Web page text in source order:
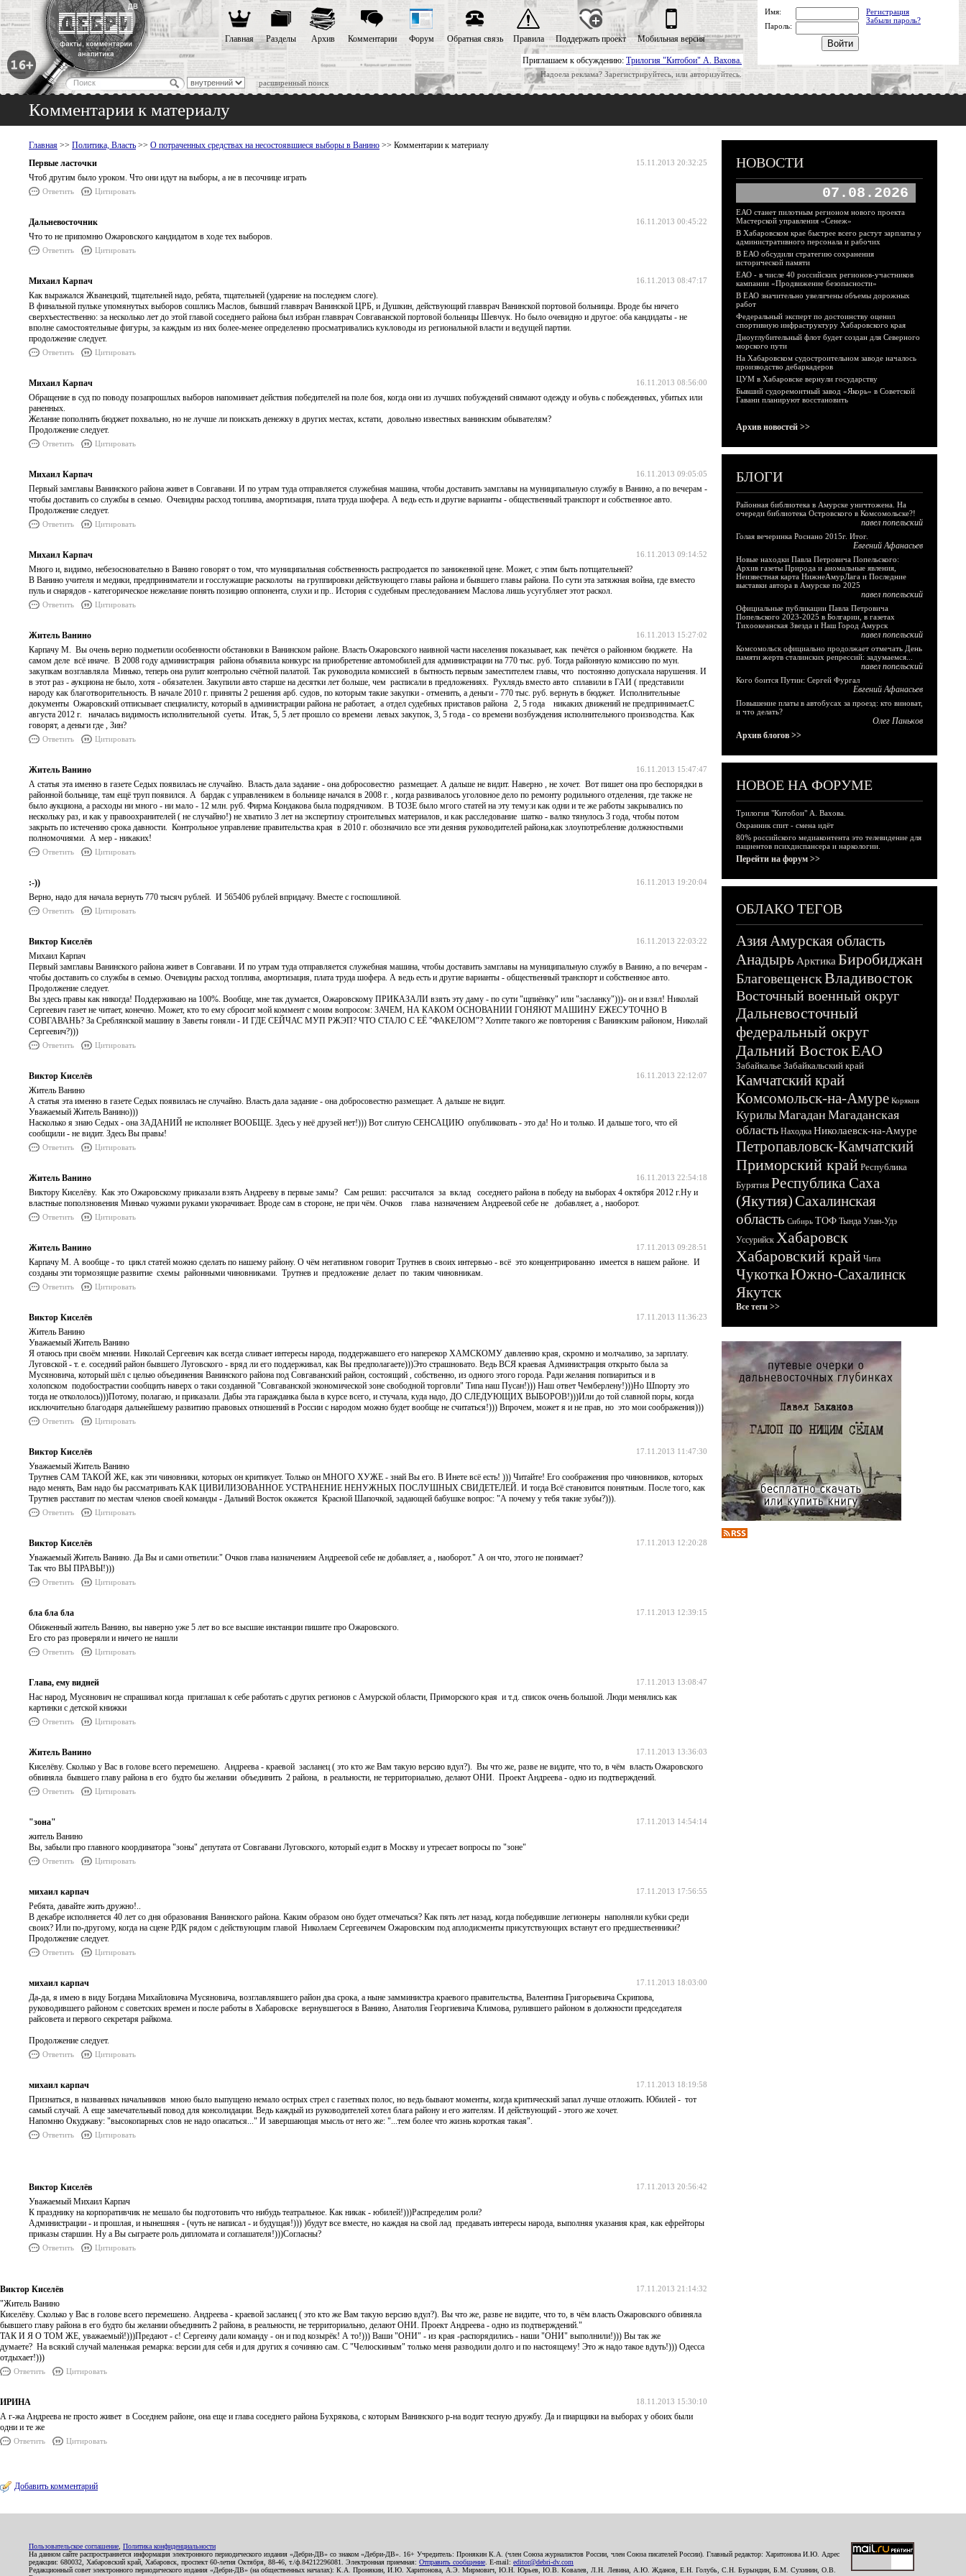
Приглашаем к обсуждению: Трилогия "Китобои" А. Вахова.
Надоела реклама? Зарегистрируйтесь, или авторизуйтесь.
расширенный поиск
Главная Разделы Архив Комментарии Форум Обратная связь Правила Поддержать проект Мобильная версия
Имя:
Регистрация
Забыли пароль?
Пароль:
Комментарии к материалу
Главная >> Политика, Власть >> О потраченных средствах на несостоявшиеся выборы в Ванино >> Комментарии к материалу
15.11.2013 20:32:25
Первые ласточки
Чтоб другим было уроком. Что они идут на выборы, а не в песочнице играть
Ответить Цитировать
16.11.2013 00:45:22
Дальневосточник
Что то не припомню Ожаровского кандидатом в ходе тех выборов.
Ответить Цитировать
16.11.2013 08:47:17
Михаил Карпач
Как выражался Жванецкий, тщательней надо, ребята, тщательней (ударение на последнем слоге).
В финальной пульке упомянутых выборов сошлись Маслов, бывший главврач Ванинской ЦРБ, и Душкин, действующий главврач Ванинской портовой больницы. Вроде бы ничего
сверхъестественно: за несколько лет до этой главой соседнего района был избран главврач Совгаванской портовой больницы Шевчук. Но было очевидно и другое: оба кандидаты - не
вполне самостоятельные фигуры, за каждым из них более-менее определенно просматривались кукловоды из региональной власти и ведущей партии.
продолжение следует.
Ответить Цитировать
16.11.2013 08:56:00
Михаил Карпач
Обращение в суд по поводу позапрошлых выборов напоминает действия победителей на поле боя, когда они из лучших побуждений снимают одежду и обувь с побежденных, убитых или
раненных.
Желание пополнить бюджет похвально, но не лучше ли поискать денежку в других местах, кстати, довольно известных ванинским обывателям?
Продолжение следует.
Ответить Цитировать
16.11.2013 09:05:05
Михаил Карпач
Первый замглавы Ванинского района живет в Совгавани. И по утрам туда отправляется служебная машина, чтобы доставить замглавы на муниципальную службу в Ванино, а по вечерам -
чтобы доставить со службы в семью. Очевидны расход топлива, амортизация, плата труда шофера. А ведь есть и другие варианты - общественный транспорт и собственное авто.
Продолжение следует.
Ответить Цитировать
16.11.2013 09:14:52
Михаил Карпач
Много и, видимо, небезосновательно в Ванино говорят о том, что муниципальная собственность распродается по заниженной цене. Может, с этим быть потщательней?
В Ванино учителя и медики, предприниматели и госслужащие расколоты на группировки действующего главы района и бывшего главы района. По сути эта затяжная война, где вместо
пуль и снарядов - категорическое нежелание понять позицию оппонента, слухи и пр.. История с судебным преследованием Маслова лишь усугубляет этот раскол.
Ответить Цитировать
16.11.2013 15:27:02
Житель Ванино
Карпачу М. Вы очень верно подметили особенности обстановки в Ванинском районе. Власть Ожаровского наивной части населения показывает, как печётся о районном бюджете. На
самом деле всё иначе. В 2008 году администрация района объявила конкурс на приобретение автомобилей для администрации на 770 тыс. руб. Тогда районную комиссию по мун.
закупкам возглавляла Минько, теперь она рулит контрольно счётной палатой. Так руководила комиссией в бытность первым заместителем главы, что постоянно допускала нарушения. И
в этот раз - аукциона не было, хотя - обязателен. Закупили авто старше на десятки лет больше, чем расписали в предложениях. Рухлядь вместо авто сплавили в ГАИ ( представили
народу как благотворительность. В начале 2010 г. приняты 2 решения арб. судов, по которым такие закупки - отменить, а деньги - 770 тыс. руб. вернуть в бюджет. Исполнительные
документы Ожаровский отписывает специалисту, который в администрации района не работает, а отдел судебных приставов района 2, 5 года никаких движений не предпринимает.С
августа 2012 г. началась видимость исполнительной суеты. Итак, 5, 5 лет прошло со времени левых закупок, 3, 5 года - со времени возбуждения исполнительного производства. Как
говорят, а деньги где , Зин?
Ответить Цитировать
16.11.2013 15:47:47
Житель Ванино
А статья эта именно в газете Седых появилась не случайно. Власть дала задание - она добросовестно размещает. А дальше не видит. Наверно , не хочет. Вот пишет она про беспорядки в
районной больнице, там ещё труп появился. А бардак с управленикем в больнице начался в 2008 г. , когда развивалось уголовное дело по ремонту родильного отделения, где также не
было аукциона, а расходы ни много - ни мало - 12 млн. руб. Фирма Кондакова была подрядчиком. В ТОЗЕ было мгого статей на эту тему:и как одни и те же работы закрывались по
нескольку раз, и как у правоохранителей ( не случайно!) не хватило 3 лет на экспертизу строительных материалов, и как расследование шатко - валко тянулось 3 года, чтобы потом
закрыть по истечению срока давности. Контрольное управление правительства края в 2010 г. обозначило все эти деяния руководителей района,как злоупотребление должностными
полномочиями. А мер - никаких!
Ответить Цитировать
16.11.2013 19:20:04
:-))
Верно, надо для начала вернуть 770 тысяч рублей. И 565406 рублей впридачу. Вместе с госпошлиной.
Ответить Цитировать
16.11.2013 22:03:22
Виктор Киселёв
Михаил Карпач
Первый замглавы Ванинского района живет в Совгавани. И по утрам туда отправляется служебная машина, чтобы доставить замглавы на муниципальную службу в Ванино, а по вечерам -
чтобы доставить со службы в семью. Очевидны расход топлива, амортизация, плата труда шофера. А ведь есть и другие варианты - общественный транспорт и собственное авто.
Продолжение следует.
Вы здесь правы как никогда! Поддерживаю на 100%. Вообще, мне так думается, Ожаровскому ПРИКАЗАЛИ взять эту даму - по сути "щпиёнку" или "засланку")))- он и взял! Николай
Сергеевич газет не читает, конечно. Может, кто то ему сбросит мой коммент с моим вопросом: ЗАЧЕМ, НА КАКОМ ОСНОВАНИИ ГОНЯЮТ МАШИНУ ЕЖЕСУТОЧНО В
СОВГАВАНЬ? За Среблянской машину в Заветы гоняли - И ГДЕ СЕЙЧАС МУП РЖЭП? ЧТО СТАЛО С ЕЁ "ФАКЕЛОМ"? Хотите такого же повторения с Ванинским районом, Николай
Сергеевич?)))
Ответить Цитировать
16.11.2013 22:12:07
Виктор Киселёв
Житель Ванино
А статья эта именно в газете Седых появилась не случайно. Власть дала задание - она добросовестно размещает. А дальше не видит.
Уважаемый Житель Ванино)))
Насколько я знаю Седых - она ЗАДАНИЙ не исполняет ВООБЩЕ. Здесь у неё друзей нет!))) Вот слитую СЕНСАЦИЮ опубликовать - это да! Но и только. И дальше того, что ей
сообщили - не видит. Здесь Вы правы!
Ответить Цитировать
16.11.2013 22:54:18
Житель Ванино
Виктору Киселёву. Как это Ожаровскому приказали взять Андрееву в первые замы? Сам решил: рассчитался за вклад соседнего района в победу на выборах 4 октября 2012 г.Ну и
властные поползновения Минько чужими руками укорачивает. Вроде сам в стороне, не при чём. Очков глава назначением Андреевой себе не добавляет, а , наоборот.
Ответить Цитировать
17.11.2013 09:28:51
Житель Ванино
Карпачу М. А вообще - то цикл статей можно сделать по нашему району. О чём негативном говорит Трутнев в своих интервью - всё это концентрированно имеется в нашем районе. И
созданы эти тормозящие развитие схемы районными чиновниками. Трутнев и предложение делает по таким чиновникам.
Ответить Цитировать
17.11.2013 11:36:23
Виктор Киселёв
Житель Ванино
Уважаемый Житель Ванино
Я отаюсь при своём мнении. Николай Сергеевич как всегда сливает интересы народа, поддержавшего его наперекор ХАМСКОМУ давлению края, скромно и молчаливо, за зарплату.
Луговской - т. е. соседний район бывшего Луговского - вряд ли его поддерживал, как Вы предполагаете)))Это страшновато. Ведь ВСЯ краевая Администрация открыто была за
Мусяновича, который шёл с целью объединения Ванинского района под Совгаванский район, состоящий , собственно, из одного этого города. Ради желания попиариться и в
холопском подобострастии сообщить наверх о таки созданной "Совгаванской экономической зоне свободной торговли" Типа наш Пусан!))) Наш ответ Чемберлену!)))Но Шпорту это
тогда не откололось)))Потому, полагаю, и приказали. Дабы эта гаражданка была в курсе всего, и стучала, куда надо, ДО СЛЕДУЮЩИХ ВЫБОРОВ!)))Или до той славной поры, когда
исключительно благодаря дальнейшему развитию правовых отношений в России с народом можно будет вообще не считаться!))) Впрочем, может я и не прав, но это мои соображения)))
Ответить Цитировать
17.11.2013 11:47:30
Виктор Киселёв
Уважаемый Житель Ванино
Трутнев САМ ТАКОЙ ЖЕ, как эти чиновники, которых он критикует. Только он МНОГО ХУЖЕ - знай Вы его. В Инете всё есть! ))) Читайте! Его соображения про чиновников, которых
надо менять, Вам надо бы рассматривать КАК ЦИВИЛИЗОВАННОЕ УСТРАНЕНИЕ НЕНУЖНЫХ ПОСЛУШНЫХ СВИДЕТЕЛЕЙ. И тогда Всё становится понятным. После того, как
Трутнев расставит по местам членов своей команды - Дальний Восток окажется Красной Шапочкой, задающей бабушке вопрос: "А почему у тебя такие зубы?))).
Ответить Цитировать
17.11.2013 12:20:28
Виктор Киселёв
Уважаемый Житель Ванино. Да Вы и сами ответили:" Очков глава назначением Андреевой себе не добавляет, а , наоборот." А он что, этого не понимает?
Так что ВЫ ПРАВЫ!)))
Ответить Цитировать
17.11.2013 12:39:15
бла бла бла
Обиженный житель Ванино, вы наверно уже 5 лет во все высшие инстанции пишите про Ожаровского.
Его сто раз проверяли и ничего не нашли
Ответить Цитировать
17.11.2013 13:08:47
Глава, ему видней
Нас народ, Мусянович не спрашивал когда приглашал к себе работать с других регионов с Амурской области, Приморского края и т.д. список очень большой. Люди менялись как
картинки с детской книжки
Ответить Цитировать
17.11.2013 13:36:03
Житель Ванино
Киселёву. Сколько у Вас в голове всего перемешено. Андреева - краевой засланец ( это кто же Вам такую версию вдул?). Вы что же, разве не видите, что то, в чём власть Ожаровского
обвиняла бывшего главу района в его будто бы желании объединить 2 района, в реальности, не территориально, делают ОНИ. Проект Андреева - одно из подтверждений.
Ответить Цитировать
17.11.2013 14:54:14
"зона"
житель Ванино
Вы, забыли про главного координатора "зоны" депутата от Совгавани Луговского, который ездит в Москву и утресает вопросы по "зоне"
Ответить Цитировать
17.11.2013 17:56:55
михаил карпач
Ребята, давайте жить дружно!..
В декабре исполняется 40 лет со дня образования Ванинского района. Каким образом оно будет отмечаться? Как пять лет назад, когда победившие легионеры наполняли кубки среди
своих? Или по-другому, когда на сцене РДК рядом с действующим главой Николаем Сергеевичем Ожаровским под аплодисменты присутствующих встанут его предшественники?
Продолжение следует.
Ответить Цитировать
17.11.2013 18:03:00
михаил карпач
Да-да, я имею в виду Богдана Михайловича Мусяновича, возглавлявшего район два срока, а ныне замминистра краевого правительства, Валентина Григорьевича Скрипова,
руководившего районом с советских времен и после работы в Хабаровске вернувшегося в Ванино, Анатолия Георгиевича Климова, рулившего районом в должности председателя
райсовета и первого секретаря райкома.
Продолжение следует.
Ответить Цитировать
17.11.2013 18:19:58
михаил карпач
Признаться, в названных начальников мною было выпущено немало острых стрел с газетных полос, но ведь бывают моменты, когда критический запал лучше отложить. Юбилей - тот
самый случай. А еще замечательный повод для консолидации. Ведь каждый из руководителей хотел блага району и его жителям. И действующий - этого же хочет.
Напомню Окуджаву: "высокопарных слов не надо опасаться..." И завершающая мысль от него же: "...тем более что жизнь короткая такая".
Ответить Цитировать
17.11.2013 20:56:42
Виктор Киселёв
Уважаемый Михаил Карпач
К празднику на корпоративчик не мешало бы подготовить что нибудь театральное. Как никак - юбилей!)))Распределим роли?
Администрации - и прошлая, и нынешняя - (чуть не написал - и будущая!))) )будут все вместе, но каждая на свой лад предавать интересы народа, выполняя указания края, как ефрейторы
приказы старшин. Ну а Вы сыграете роль дипломата и соглашателя!)))Согласны?
Ответить Цитировать
17.11.2013 21:14:32
Виктор Киселёв
"Житель Ванино
Киселёву. Сколько у Вас в голове всего перемешено. Андреева - краевой засланец ( это кто же Вам такую версию вдул?). Вы что же, разве не видите, что то, в чём власть Ожаровского обвиняла
бывшего главу района в его будто бы желании объединить 2 района, в реальности, не территориально, делают ОНИ. Проект Андреева - одно из подтверждений."
ТАК И Я О ТОМ ЖЕ, уважаемый!)))Предают - с! Сергеичу дали команду - он и под козырёк! А то!))) Ваши "ОНИ" - из края -распорядились - наши "ОНИ" выполнили!))) Вы так же
думаете? На всякий случай маленькая ремарка: версии для себя и для других я сочиняю сам. С "Челюскиным" только меня разводили долго и по настоящему! Это ж надо такое вдуть!))) Одесса
отдыхает!)))
Ответить Цитировать
18.11.2013 15:30:10
ИРИНА
А г-жа Андреева не просто живет в Соседнем районе, она еще и глава соседнего района Бухрякова, с которым Ванинского р-на водит тесную дружбу. Да и пиарщики на выборах у обоих были
одни и те же
Ответить Цитировать
Добавить комментарий
НОВОСТИ
07.08.2026
ЕАО станет пилотным регионом нового проекта
Мастерской управления «Сенеж»
В Хабаровском крае быстрее всего растут зарплаты у
административного персонала и рабочих
В ЕАО обсудили стратегию сохранения
исторической памяти
ЕАО - в числе 40 российских регионов-участников
кампании «Продвижение безопасности»
В ЕАО значительно увеличены объемы дорожных
работ
Федеральный эксперт по достоинству оценил
спортивную инфраструктуру Хабаровского края
Дноуглубительный флот будет создан для Северного
морского пути
На Хабаровском судостроительном заводе началось
производство дебаркадеров
ЦУМ в Хабаровске вернули государству
Бывший судоремонтный завод «Якорь» в Советской
Гавани планируют восстановить
Архив новостей >>
БЛОГИ
Районная библиотека в Амурске уничтожена. На
очереди библиотека Островского в Комсомольске?!
павел попельский
Голая вечеринка Роснано 2015г. Итог.
Евгений Афанасьев
Новые находки Павла Петровича Попельского:
Архив газеты Природа и аномальные явления,
Неизвестная карта НижнеАмурЛага и Последние
выставки автора в Амурске по 2025
павел попельский
Официальные публикации Павла Петровича
Попельского 2023-2025 в Болгарии, в газетах
Тихоокеанская Звезда и Наш Город Амурск
павел попельский
Комсомольск официально продолжает отмечать День
памяти жертв сталинских репрессий: задумаемся...
павел попельский
Кого боится Путин: Сергей Фургал
Евгений Афанасьев
Повышение платы в автобусах за проезд: кто виноват,
и что делать?
Олег Паньков
Архив блогов >>
НОВОЕ НА ФОРУМЕ
Трилогия "Китобои" А. Вахова.
Охранник спит - смена идёт
80% российского медиаконтента это телевидение для
пациентов психдиспансера и наркологии.
Перейти на форум >>
ОБЛАКО ТЕГОВ
АзияАмурская область
Анадырь Арктика Биробиджан
БлаговещенскВладивосток
Восточный военный округ
Дальневосточный
федеральный округ
Дальний ВостокЕАО
Забайкалье Забайкальский край
Камчатский край
Комсомольск-на-Амуре Корякия
КурилыМагадан Магаданская
область Находка Николаевск-на-Амуре
Петропавловск-Камчатский
Приморский край Республика
Бурятия Республика Саха
(Якутия)Сахалинская
область Сибирь ТОФ Тында Улан-Удэ
Уссурийск Хабаровск
Хабаровский край Чита
ЧукоткаЮжно-Сахалинск
Якутск
Все теги >>
Пользовательское соглашение Политика конфиденциальности
На данном сайте распространяется информация электронного периодического издания «Дебри-ДВ» со знаком «Дебри-ДВ». 16+ Учредитель: Пронякин К.А. (член Союза журналистов России, член Союза писателей России). Главный редактор: Харитонова И.Ю. Адрес
редакции: 680032, Хабаровский край, Хабаровск, проспект 60-летия Октября, 88-46, т./ф.84212296081. Электронная приемная: Отправить сообщение . E-mail: editor@debri-dv.com
Редакционный совет электронного периодического издания «Дебри-ДВ» (на общественных началах): К.А. Пронякин, И.Ю. Харитонова, А.Э. Мирмович, Ю.Н. Юрьев, Ю.В. Ковалев, Л.Н. Левина, А.Ю. Жданов, Е.Н. Голубь, С.Н. Бурындин, Б.М. Сухинин, О.В.